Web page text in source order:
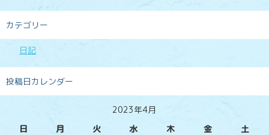
カテゴリー
日記
投稿日カレンダー
2023年4月
日
月 火 水 木 金 土